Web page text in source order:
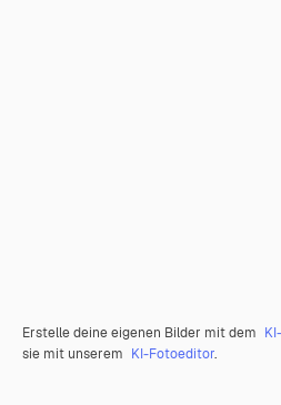
Erstelle deine eigenen Bilder mit dem
sie mit unserem KI-Fotoeditor.